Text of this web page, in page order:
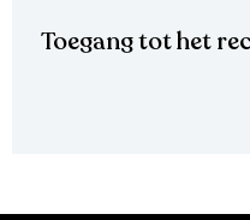
Toegang tot het